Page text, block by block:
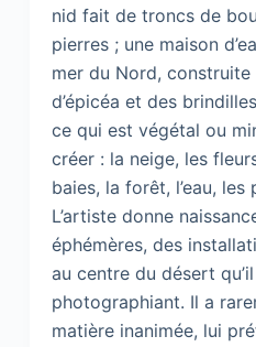
nid fait de troncs de
pierres ; une maison
mer du Nord,
d’épicéa et des
ce qui est végétal ou
créer : la neige, les
baies, la forêt, l’eau,
L’artiste donne
éphémères, des
au centre du désert
photographiant. Il a
matière inanimée, lui